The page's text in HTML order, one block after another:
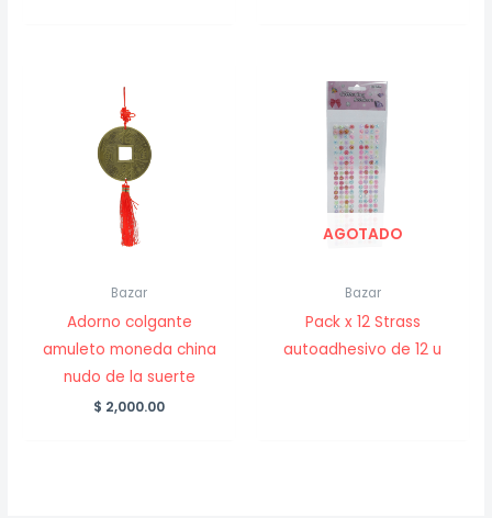
Bazar
Adorno colgante
amuleto moneda china
nudo de la suerte
$ 2,000.00
AGOTADO
Bazar
Pack x 12 Strass
autoadhesivo de 12 u